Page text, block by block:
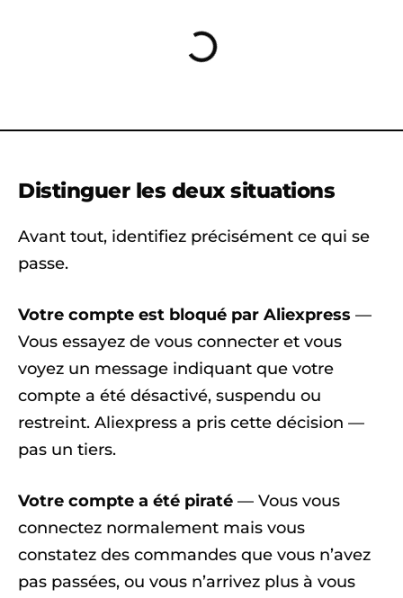
Distinguer les deux situations
Avant tout, identifiez précisément ce qui se
passe.
Votre compte est bloqué par Aliexpress —
Vous essayez de vous connecter et vous
voyez un message indiquant que votre
compte a été désactivé, suspendu ou
restreint. Aliexpress a pris cette décision —
pas un tiers.
Votre compte a été piraté — Vous vous
connectez normalement mais vous
constatez des commandes que vous n’avez
pas passées, ou vous n’arrivez plus à vous